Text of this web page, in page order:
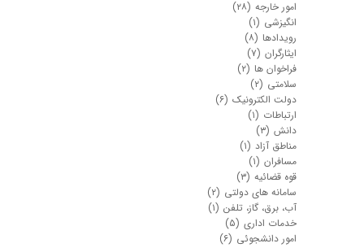
امور خارجه (۲۸)
انگیزشی (۱)
رویدادها (۸)
ایثارگران (۷)
فراخوان ها (۲)
سلامتی (۲)
دولت الکترونیک (۶)
ارتباطات (۱)
دانش (۳)
مناطق آزاد (۱)
مسافران (۱)
قوه قضائیه (۳)
سامانه های دولتی (۲)
آب، برق، گاز، تلفن (۱)
خدمات اداری (۵)
امور دانشجوئی (۶)